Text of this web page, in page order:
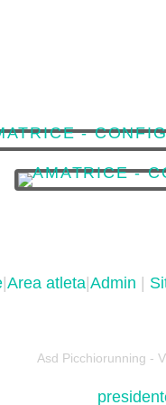
| Area atleta| Admin
Asd Picchiorunning -